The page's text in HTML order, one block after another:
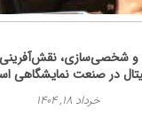
شخصی‌سازی،
در صنعت نمایشگاهی
خرداد ۱۸, ۱۴۰۴